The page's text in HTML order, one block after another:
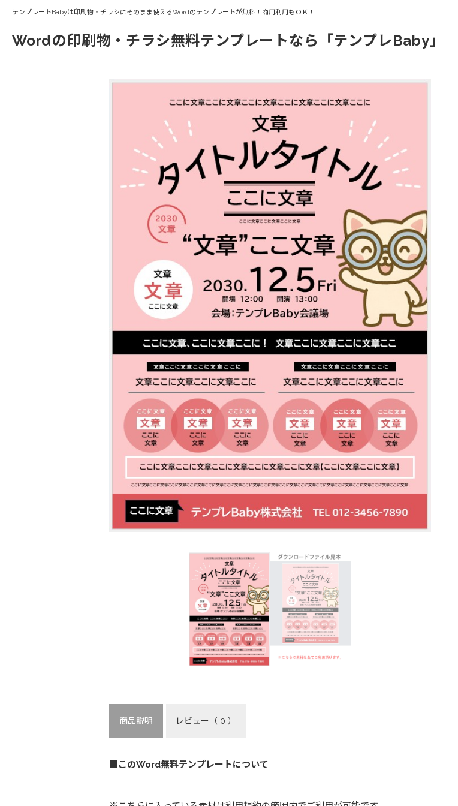
テンプレートBabyは印刷物・チラシにそのまま使えるWordのテンプレートが無料！商用利用もＯＫ！
Wordの印刷物・チラシ無料テンプレートなら「テンプレBaby」
商品説明 レビュー （ 0 ）
■このWord無料テンプレートについて